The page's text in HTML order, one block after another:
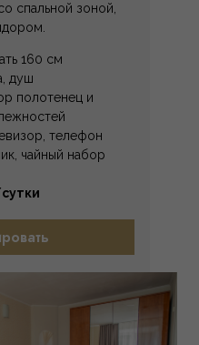
спальной зоной,
160 см
душ
полотенец и
телефон
чайный набор